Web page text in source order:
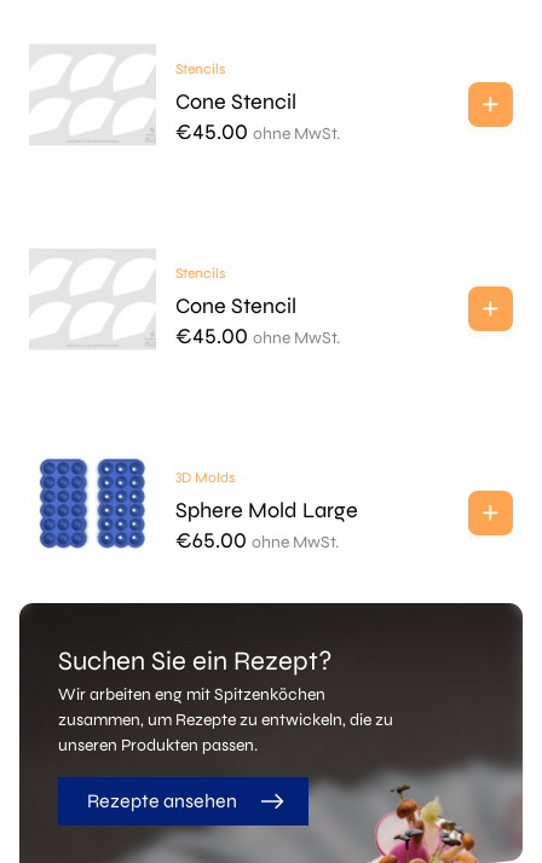
Stencils
Cone Stencil
€45.00 ohne MwSt.
Stencils
Cone Stencil
€45.00 ohne MwSt.
3D Molds
Sphere Mold Large
€65.00 ohne MwSt.
Suchen Sie ein Rezept?
Wir arbeiten eng mit Spitzenköchen
zusammen, um Rezepte zu entwickeln, die zu
unseren Produkten passen.
Rezepte ansehen